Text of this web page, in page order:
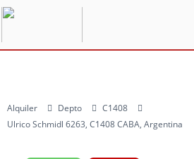
Alquiler Depto
C1408
Ulrico Schmidl 6263, C1408 CABA, Argentina